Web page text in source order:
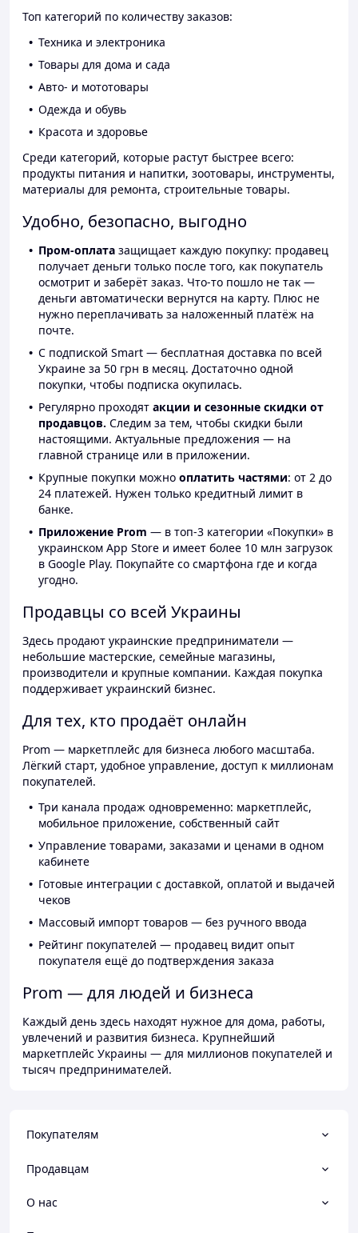
Топ категорий по количеству заказов:
Техника и электроника
Товары для дома и сада
Авто- и мототовары
Одежда и обувь
Красота и здоровье
Среди категорий, которые растут быстрее всего:
продукты питания и напитки, зоотовары, инструменты,
материалы для ремонта, строительные товары.
Удобно, безопасно, выгодно
Пром-оплата защищает каждую покупку: продавец
получает деньги только после того, как покупатель
осмотрит и заберёт заказ. Что-то пошло не так —
деньги автоматически вернутся на карту. Плюс не
нужно переплачивать за наложенный платёж на
почте.
С подпиской Smart — бесплатная доставка по всей
Украине за 50 грн в месяц. Достаточно одной
покупки, чтобы подписка окупилась.
Регулярно проходят акции и сезонные скидки от
продавцов. Следим за тем, чтобы скидки были
настоящими. Актуальные предложения — на
главной странице или в приложении.
Крупные покупки можно оплатить частями: от 2 до
24 платежей. Нужен только кредитный лимит в
банке.
Приложение Prom — в топ-3 категории «Покупки» в
украинском App Store и имеет более 10 млн загрузок
в Google Play. Покупайте со смартфона где и когда
угодно.
Продавцы со всей Украины
Здесь продают украинские предприниматели —
небольшие мастерские, семейные магазины,
производители и крупные компании. Каждая покупка
поддерживает украинский бизнес.
Для тех, кто продаёт онлайн
Prom — маркетплейс для бизнеса любого масштаба.
Лёгкий старт, удобное управление, доступ к миллионам
покупателей.
Три канала продаж одновременно: маркетплейс,
мобильное приложение, собственный сайт
Управление товарами, заказами и ценами в одном
кабинете
Готовые интеграции с доставкой, оплатой и выдачей
чеков
Массовый импорт товаров — без ручного ввода
Рейтинг покупателей — продавец видит опыт
покупателя ещё до подтверждения заказа
Prom — для людей и бизнеса
Каждый день здесь находят нужное для дома, работы,
увлечений и развития бизнеса. Крупнейший
маркетплейс Украины — для миллионов покупателей и
тысяч предпринимателей.
Покупателям
Продавцам
О нас